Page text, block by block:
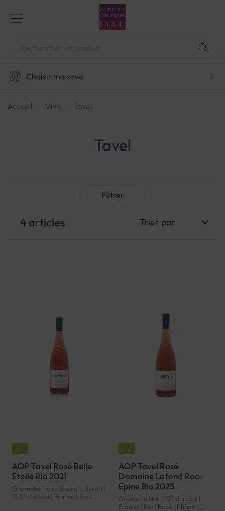
contenu
Choisir ma cave
Accueil Vins Tavel
Tavel
4articles
AOP Tavel Rosé Belle
Etoile Bio 2021
Grenache Noir, Cinsault, Syrah |
13.5° d'alcool | France | Bio |
AOP Tavel Rosé
Domaine Lafond Roc-
Epine Bio 2025
Grenache Noir | 13° d'alcool |
France | Bio | Rosé | Rhône |
Filtrer